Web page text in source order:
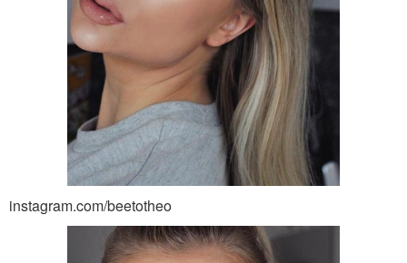
instagram.com/beetotheo